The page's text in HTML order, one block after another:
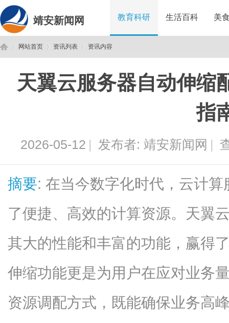
靖安新闻网 教育科研 生活百科 美
网站首页
›
资讯列表
›
资讯内容
天翼云服务器自动伸缩
指
2026-05-12 | 发布者: 靖安新闻网 |
摘要: 在当今数字化时代，云计
了便捷、高效的计算资源。天翼
其大的性能和丰富的功能，赢得
伸缩功能更是为用户在应对业务
资源调配方式，既能确保业务高